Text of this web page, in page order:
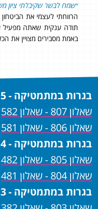
לבשר שקיבלתי ציון משוכלל של 98!!!״
לעצמי את הביטחון שאני
ענקית שאתה מפעיל את האתר
מסבירים מצויין את הכל!
בגרות במתמטיקה - 5 יחידות
שאלון 807 - שאלון 582
שאלון 806 - שאלון 581
בגרות במתמטיקה - 4 יחידות
שאלון 805 - שאלון 482
שאלון 804 - שאלון 481
בגרות במתמטיקה - 3 יחידות